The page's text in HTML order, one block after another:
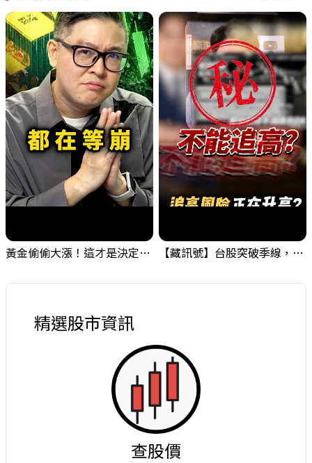
黃金偷偷大漲！這才是決定台股生死的「真風向球」！｜Mr.Jimmy高志銘 #黃金 #美元指數 #聯準會 【藏訊號】台股突破季線，週一我提醒了這個關鍵訊號
精選股市資訊
查股價